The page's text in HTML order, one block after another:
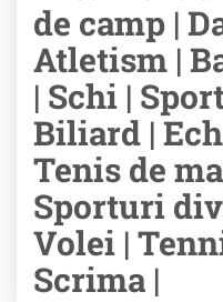
de camp |
Atletism |
| Schi |
Biliard |
Tenis de
Sporturi
Volei |
Scrima |